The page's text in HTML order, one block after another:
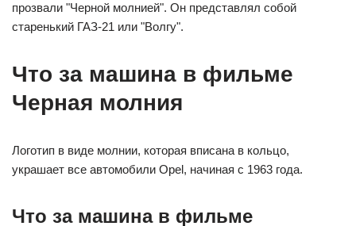
прозвали "Черной молнией". Он представлял собой
старенький ГАЗ-21 или "Волгу".
Что за машина в фильме
Черная молния
Логотип в виде молнии, которая вписана в кольцо,
украшает все автомобили Opel, начиная с 1963 года.
Что за машина в фильме